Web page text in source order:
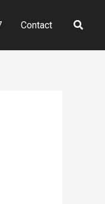
Contact